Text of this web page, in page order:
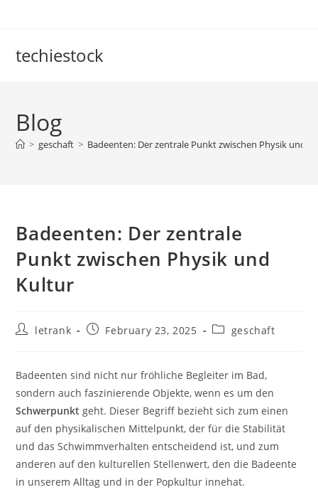
techiestock
Blog
> geschaft > Badeenten: Der zentrale Punkt zwischen Physik und
Badeenten: Der zentrale
Punkt zwischen Physik und
Kultur
Postletrank
PostFebruary 23, 2025
Postgeschaft
Badeenten sind nicht nur fröhliche Begleiter im Bad,
sondern auch faszinierende Objekte, wenn es um den
Schwerpunkt geht. Dieser Begriff bezieht sich zum einen
auf den physikalischen Mittelpunkt, der für die Stabilität
und das Schwimmverhalten entscheidend ist, und zum
anderen auf den kulturellen Stellenwert, den die Badeente
in unserem Alltag und in der Popkultur innehat.